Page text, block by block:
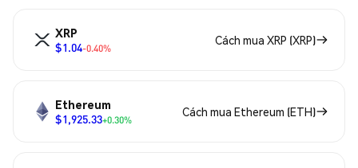
XRP
$1.04-0.40%
Cách mua XRP (XRP)
Ethereum
$1,925.33+0.30%
Cách mua Ethereum (ETH)